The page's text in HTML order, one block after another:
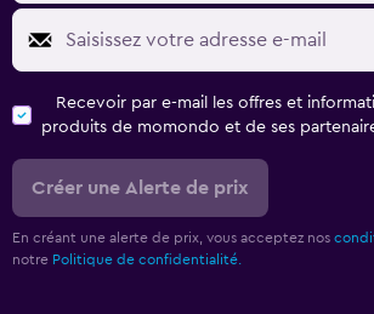
Recevoir par e-mail les offres et
produits de momondo et de ses
Créer une Alerte de prix
En créant une alerte de prix, vous acceptez nos
notre Politique de confidentialité.